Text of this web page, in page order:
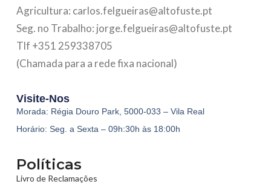
Agricultura: carlos.felgueiras@altofuste.pt
Seg. no Trabalho: jorge.felgueiras@altofuste.pt
Tlf +351 259338705
(Chamada para a rede fixa nacional)
Visite-Nos
Morada: Régia Douro Park, 5000-033 – Vila Real
Horário: Seg. a Sexta – 09h:30h às 18:00h
Políticas
Livro de Reclamações